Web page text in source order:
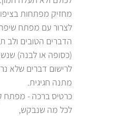
מחזיק מפתחות
לצרור עם מפתח
הדברים הטובים ולב
(כסופה או לבנה)
לרישום דברים שלא
מתנה חגיגית.
כרטיס ברכה -
לכל מה שנבקש,